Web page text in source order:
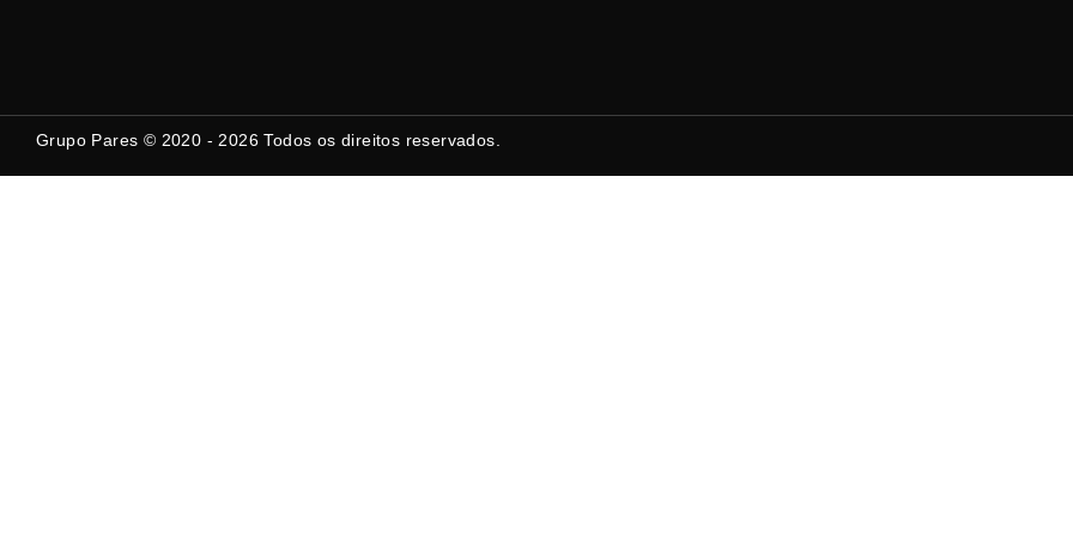
Grupo Pares © 2020 - 2026Todos os direitos reservados.